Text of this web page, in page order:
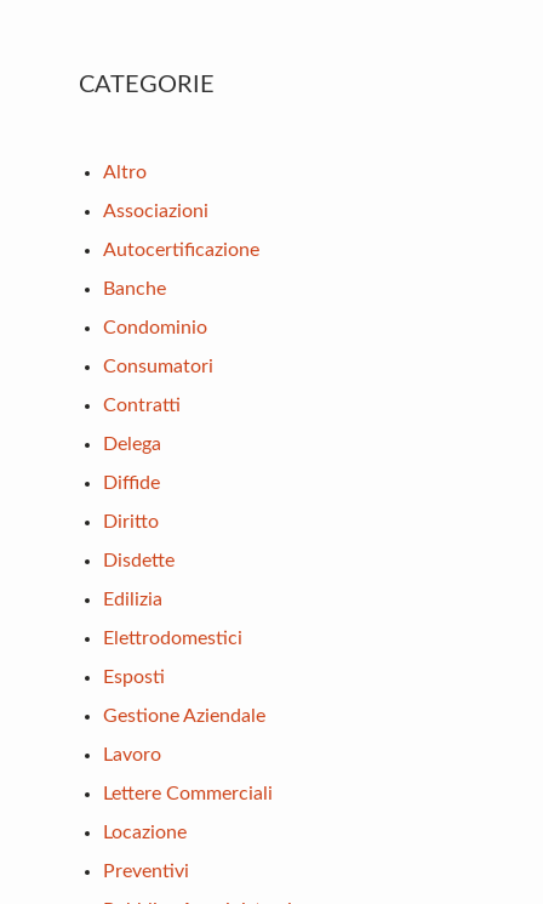
Primary
CATEGORIE
Altro
Associazioni
Autocertificazione
Banche
Condominio
Consumatori
Contratti
Delega
Diffide
Diritto
Disdette
Edilizia
Elettrodomestici
Esposti
Gestione Aziendale
Lavoro
Lettere Commerciali
Locazione
Preventivi